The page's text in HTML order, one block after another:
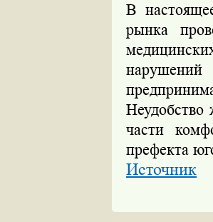
В
рынка
нарушений
Неудобство
части
префекта
Источник